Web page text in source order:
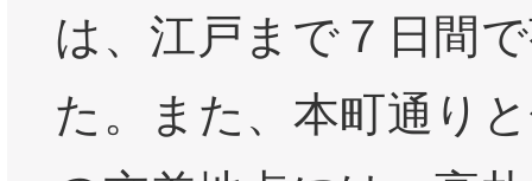
は、江戸まで７日間
た。また、本町通り